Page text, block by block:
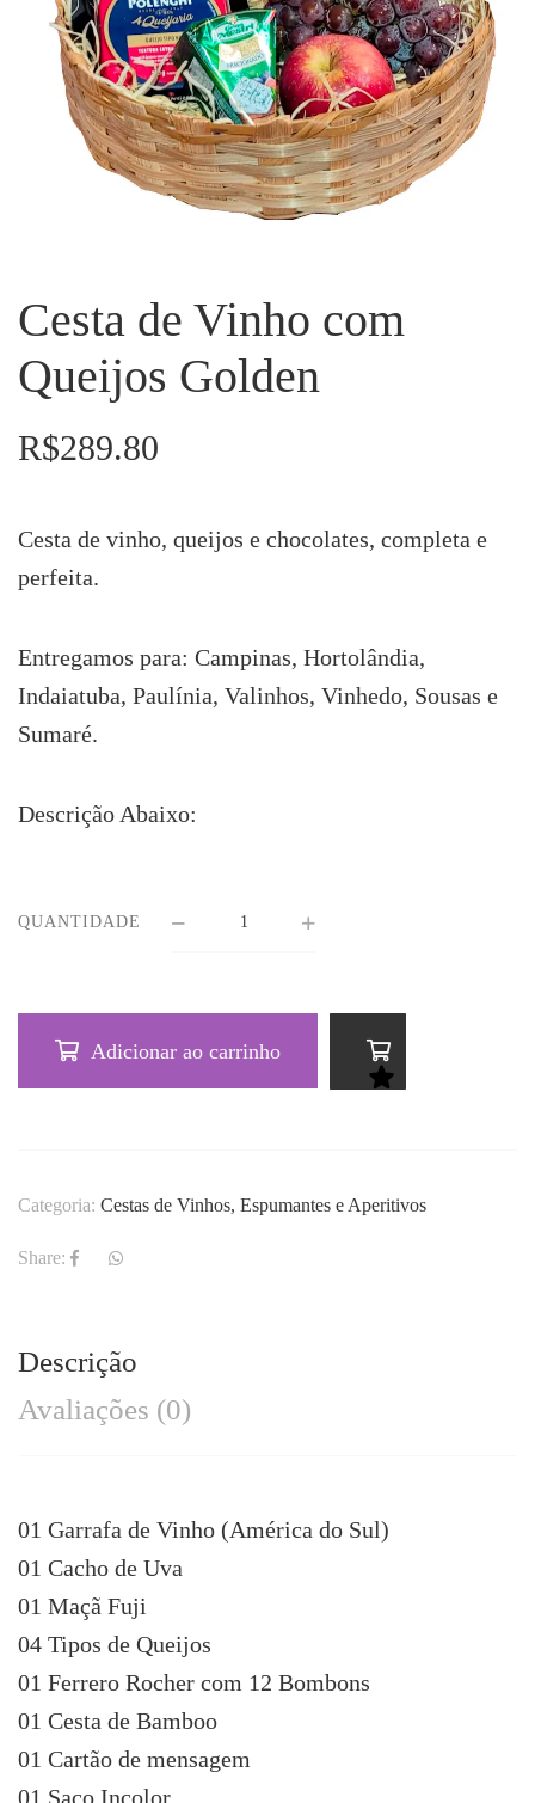
Cesta de Vinho com
Queijos Golden
R$289.80
Cesta de vinho, queijos e chocolates, completa e
perfeita.
Entregamos para: Campinas, Hortolândia,
Indaiatuba, Paulínia, Valinhos, Vinhedo, Sousas e
Sumaré.
Descrição Abaixo:
QUANTIDADE
Adicionar ao carrinho
Categoria: Cestas de Vinhos, Espumantes e Aperitivos
Share:
Descrição
Avaliações (0)
01 Garrafa de Vinho (América do Sul)
01 Cacho de Uva
01 Maçã Fuji
04 Tipos de Queijos
01 Ferrero Rocher com 12 Bombons
01 Cesta de Bamboo
01 Cartão de mensagem
01 Saco Incolor